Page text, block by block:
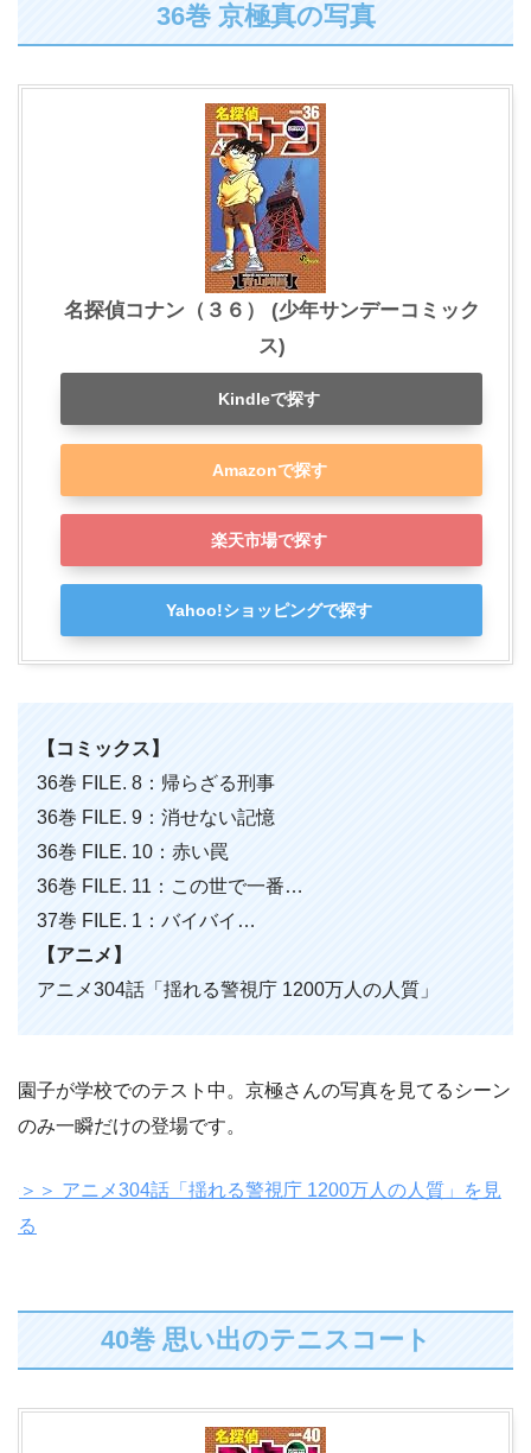
36巻 京極真の写真
名探偵コナン（３６） (少年サンデーコミック
ス)
Kindleで探す
Amazonで探す
楽天市場で探す
Yahoo!ショッピングで探す
【コミックス】
36巻 FILE. 8：帰らざる刑事
36巻 FILE. 9：消せない記憶
36巻 FILE. 10：赤い罠
36巻 FILE. 11：この世で一番…
37巻 FILE. 1：バイバイ…
【アニメ】
アニメ304話「揺れる警視庁 1200万人の人質」
園子が学校でのテスト中。京極さんの写真を見てるシーン
のみ一瞬だけの登場です。
＞＞ アニメ304話「揺れる警視庁 1200万人の人質」を見
る
40巻 思い出のテニスコート